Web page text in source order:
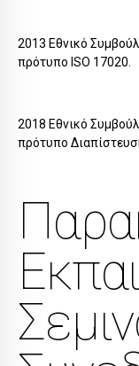
2013 Εθνικό
πρότυπο ISO 17020.
2018 Εθνικό
πρότυπο